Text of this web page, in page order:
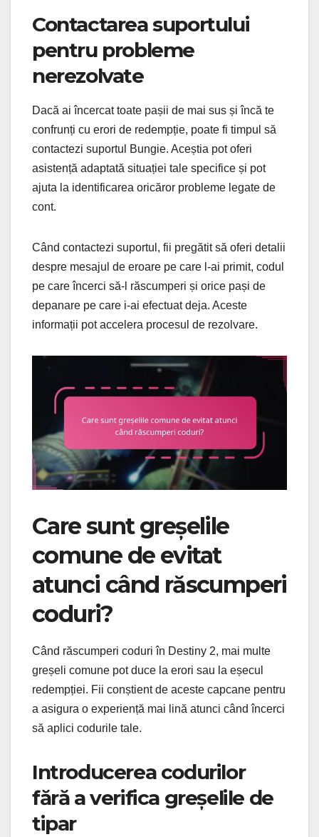
Contactarea suportului
pentru probleme
nerezolvate
Dacă ai încercat toate pașii de mai sus și încă te
confrunți cu erori de redempție, poate fi timpul să
contactezi suportul Bungie. Aceștia pot oferi
asistență adaptată situației tale specifice și pot
ajuta la identificarea oricăror probleme legate de
cont.
Când contactezi suportul, fii pregătit să oferi detalii
despre mesajul de eroare pe care l-ai primit, codul
pe care încerci să-l răscumperi și orice pași de
depanare pe care i-ai efectuat deja. Aceste
informații pot accelera procesul de rezolvare.
Care sunt greșelile
comune de evitat
atunci când răscumperi
coduri?
Când răscumperi coduri în Destiny 2, mai multe
greșeli comune pot duce la erori sau la eșecul
redempției. Fii conștient de aceste capcane pentru
a asigura o experiență mai lină atunci când încerci
să aplici codurile tale.
Introducerea codurilor
fără a verifica greșelile de
tipar